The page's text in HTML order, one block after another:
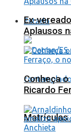
Estado
Ex-
Aplausos
Conheça
Ricardo